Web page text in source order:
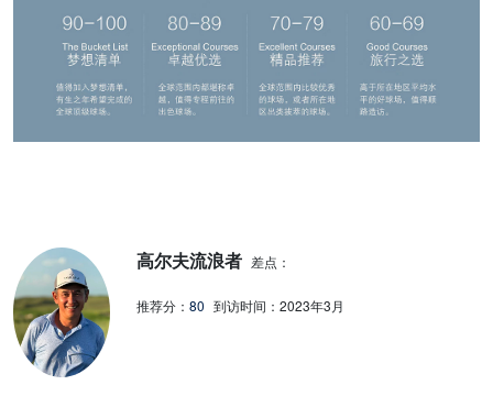
高尔夫流浪者 差点：
推荐分： 80 到访时间： 2023年3月